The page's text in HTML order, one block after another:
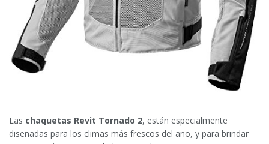
Las chaquetas Revit Tornado 2, están especialmente
diseñadas para los climas más frescos del año, y para brindar